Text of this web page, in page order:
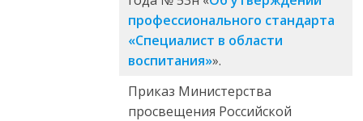
профессионального стандарта
«Специалист в области
воспитания»».
Приказ Министерства
просвещения Российской